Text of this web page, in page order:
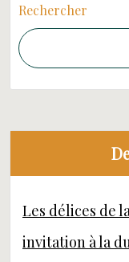
Rechercher
Les délices de
invitation à la